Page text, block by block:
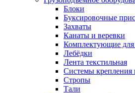
Блоки
Буксировочные
Захваты
Канаты и веревки
Комплектующие для
Лебёдки
Лента текстильная
Системы крепления
Стропы
Тали